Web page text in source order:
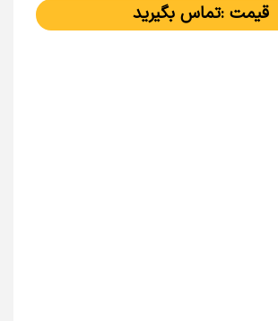
قیمت :تماس بگیرید